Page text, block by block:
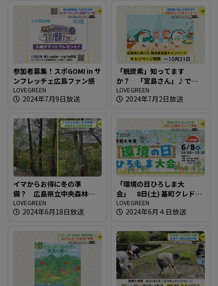
参加者募集！スポGOMI in サ
ンフレッチェ広島ファン感
LOVEGREEN
2024年7月9日放送
「脱炭素」知ってます
か？ 「宮島さん」♪でキ
ャンペーン
LOVEGREEN
2024年7月2日放送
イマからお得に冬の準
備？ 広島県立中央森林公
園
LOVEGREEN
2024年6月18日放送
「環境の日ひろしま大
会」 8日(土) 基町クレドで
開催
LOVEGREEN
2024年6月４日放送